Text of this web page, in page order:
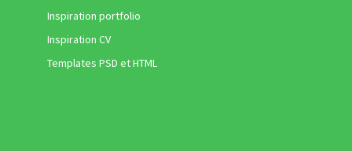
Inspiration portfolio
Inspiration CV
Templates PSD et HTML